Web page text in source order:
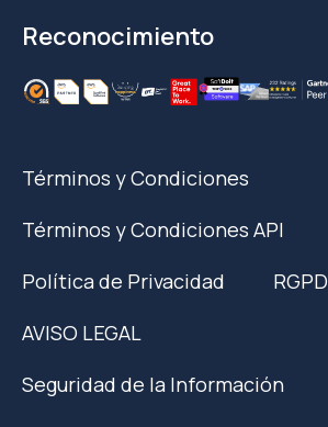
Reconocimiento
Términos y Condiciones
Términos y Condiciones API
Política de Privacidad
RGPD
AVISO LEGAL
Seguridad de la Información